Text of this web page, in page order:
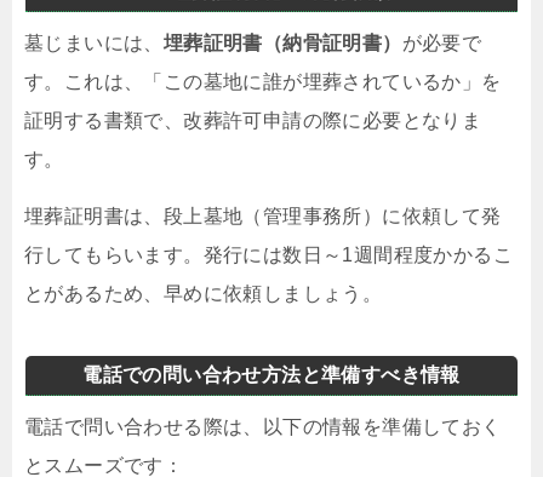
墓じまいには、 埋葬証明書（納骨証明書） が必要で
す。これは、「この墓地に誰が埋葬されているか」を
証明する書類で、改葬許可申請の際に必要となりま
す。
埋葬証明書は、段上墓地（管理事務所）に依頼して発
行してもらいます。発行には数日～1週間程度かかるこ
とがあるため、早めに依頼しましょう。
電話での問い合わせ方法と準備すべき情報
電話で問い合わせる際は、以下の情報を準備しておく
とスムーズです：